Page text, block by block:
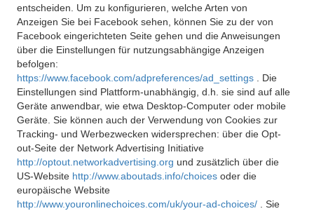
entscheiden. Um zu konfigurieren, welche Arten von
Anzeigen Sie bei Facebook sehen, können Sie zu der von
Facebook eingerichteten Seite gehen und die Anweisungen
über die Einstellungen für nutzungsabhängige Anzeigen
befolgen:
https://www.facebook.com/adpreferences/ad_settings
. Die
Einstellungen sind Plattform-unabhängig, d.h. sie sind auf alle
Geräte anwendbar, wie etwa Desktop-Computer oder mobile
Geräte. Sie können auch der Verwendung von Cookies zur
Tracking- und Werbezwecken widersprechen: über die Opt-
out-Seite der Network Advertising Initiative
http://optout.networkadvertising.org und zusätzlich über die
US-Website http://www.aboutads.info/choices oder die
europäische Website
http://www.youronlinechoices.com/uk/your-ad-choices/
. Sie